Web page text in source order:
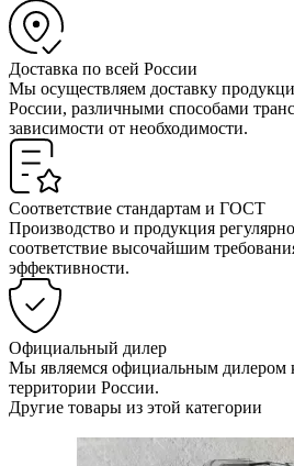
Доставка по всей России
Мы осуществляем доставку
России, различными способами
зависимости от необходимости.
Соответствие стандартам и ГОСТ
Производство и продукция
соответствие высочайшим
эффективности.
Официальный дилер
Мы являемся официальным дилером
территории России.
Другие товары из этой категории